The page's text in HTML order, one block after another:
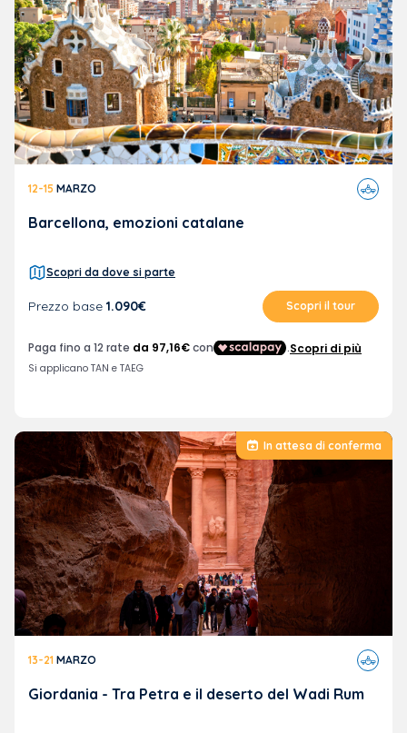
12-15 MARZO
Viaggi
in
Barcellona, emozioni catalane
Scopri da dove si parte
Prezzo base 1.090€ Scopri il tour
In attesa di conferma
13-21 MARZO
Viaggi
in
Giordania - Tra Petra e il deserto del Wadi Rum